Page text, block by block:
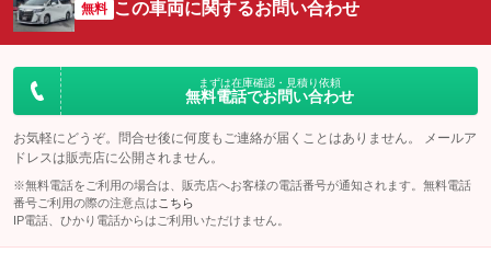
無料 この車両に関するお問い合わせ
まずは在庫確認・見積り依頼
無料電話でお問い合わせ
お気軽にどうぞ。問合せ後に何度もご連絡が届くことはありません。 メールア
ドレスは販売店に公開されません。
※無料電話をご利用の場合は、販売店へお客様の電話番号が通知されます。無料電話
番号ご利用の際の注意点は こちら
IP電話、ひかり電話からはご利用いただけません。